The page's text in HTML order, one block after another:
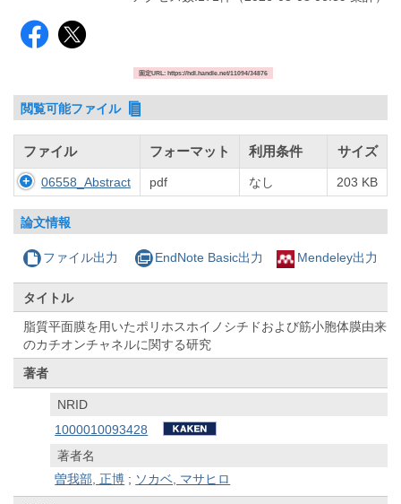
固定URL: https://hdl.handle.net/11094/34876
閲覧可能ファイル
ファイル フォーマット 利用条件 サイズ
06558_Abstract pdf なし 203 KB
論文情報
ファイル出力 EndNote Basic出力 Mendeley出力
タイトル
脂質平面膜を用いたポリホスホイノシチドおよび筋小胞体膜由来
のカチオンチャネルに関する研究
著者
NRID
1000010093428
著者名
曽我部, 正博 ; ソカベ, マサヒロ